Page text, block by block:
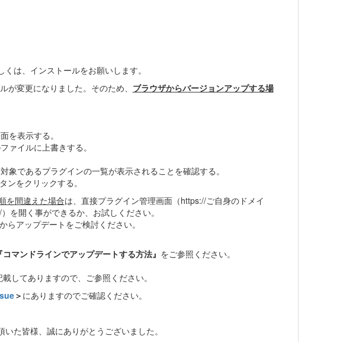
は、インストールをお願いします。
変更になりました。そのため、 ブラウザからバージョンアップする場
を表示する。
ァイルに上書きする。
象であるプラグインの一覧が表示されることを確認する。
ンをクリックする。
を間違えた場合は、直接プラグイン管理画面（https://ご自身のドメイ
を開く事ができるか、お試しください。
アップデートをご検討ください。
コマンドラインでアップデートする方法』 をご参照ください。
してありますので、ご参照ください。
＞ にありますのでご確認ください。
た皆様、誠にありがとうございました。